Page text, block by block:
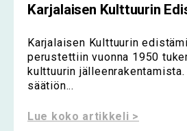
Karjalaisen Kulttuurin
Karjalaisen Kulttuurin
perustettiin vuonna 1950
kulttuurin
säätiön...
Lue koko artikkeli >